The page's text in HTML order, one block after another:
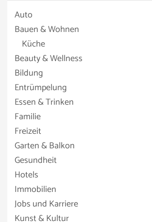
Auto
Bauen & Wohnen
Küche
Beauty & Wellness
Bildung
Entrümpelung
Essen & Trinken
Familie
Freizeit
Garten & Balkon
Gesundheit
Hotels
Immobilien
Jobs und Karriere
Kunst & Kultur